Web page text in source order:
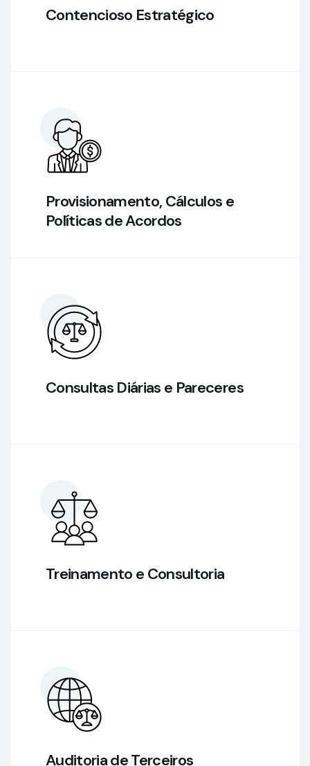
Contencioso Estratégico
Provisionamento, Cálculos e
Políticas de Acordos
Consultas Diárias e Pareceres
Treinamento e Consultoria
Auditoria de Terceiros